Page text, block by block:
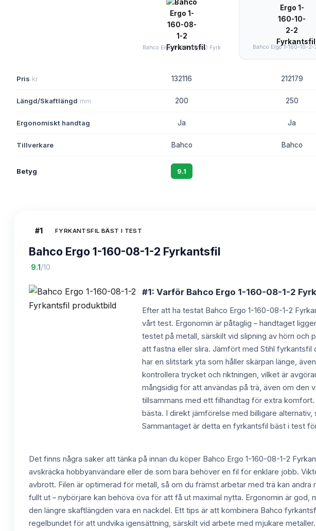
Bahco Ergo 1-160-08-1-2 Fyrk Bahco Ergo 1-160-10-
Pris kr 132116 212179
Längd/Skaftlängd mm 200 250
Ergonomiskt handtag Ja Ja
Tillverkare Bahco Bahco
Betyg 9.1
#1 FYRKANTSFIL BÄST I TEST
Bahco Ergo 1-160-08-1-2 Fyrkantsfil
·9.1 /10
#1: Varför Bahco Ergo 1-160-08-1-2
Efter att ha testat Bahco Ergo 1-160-08-1-2
vårt test. Ergonomin är påtaglig – handtaget
testet på metall, särskilt vid slipning av hörn och
att fastna eller slira. Jämfört med Stihl
har en slitstark yta som håller skärpan länge,
kontrollera trycket och riktningen, vilket är
mångsidig för att användas på trä, även om den
tillsammans med ett filhandtag för extra
bästa. I direkt jämförelse med billigare
Sammantaget är detta en fyrkantsfil bäst i test
Det finns några saker att tänka på innan du köper Bahco Ergo 1-160-08-1-2
avskräcka hobbyanvändare eller de som bara behöver en fil för enklare jobb.
avbrott. Filen är optimerad för metall, så om du främst arbetar med trä kan
fullt ut – nybörjare kan behöva öva för att få ut maximal nytta. Ergonomin är
den längre skaftlängden vara en nackdel. Ett tips är att kombinera Bahco
regelbundet för att undvika igensättning, särskilt vid arbete med mjukare metaller.